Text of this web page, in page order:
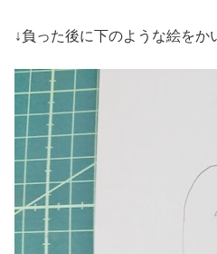
↓負った後に下のような絵をか